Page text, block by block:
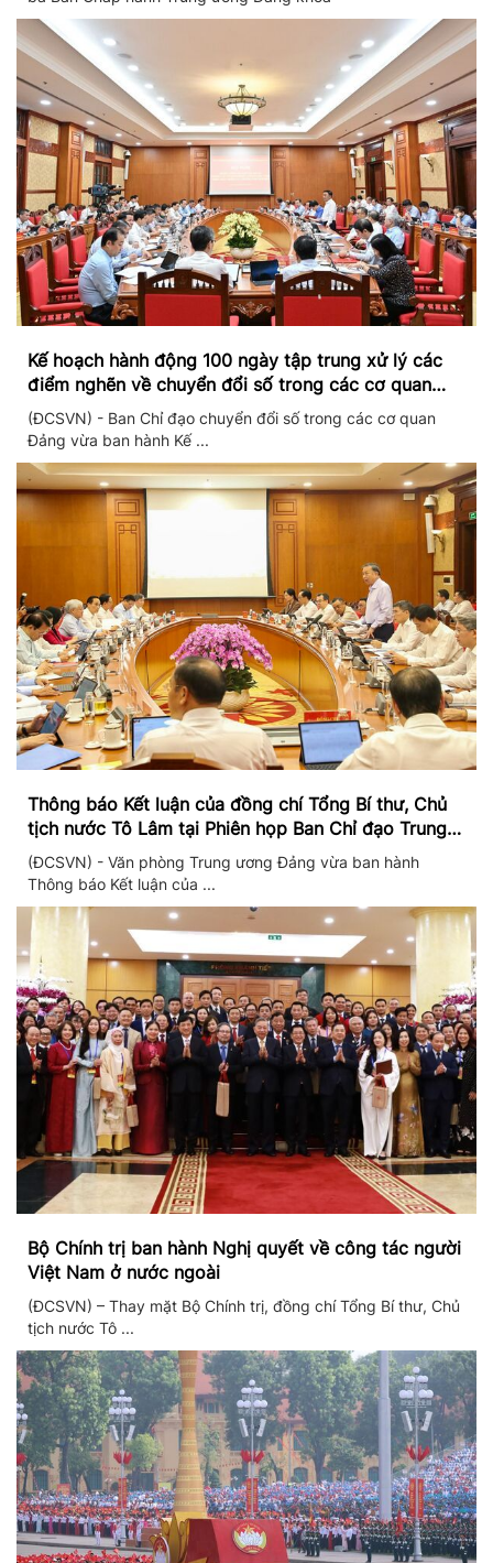
Kế hoạch hành động 100 ngày tập trung xử lý các
điểm nghẽn về chuyển đổi số trong các cơ quan
Đảng
(ĐCSVN) - Ban Chỉ đạo chuyển đổi số trong các cơ quan
Đảng vừa ban hành Kế ...
Thông báo Kết luận của đồng chí Tổng Bí thư, Chủ
tịch nước Tô Lâm tại Phiên họp Ban Chỉ đạo Trung
ương thực hiện Nghị quyết 57
(ĐCSVN) - Văn phòng Trung ương Đảng vừa ban hành
Thông báo Kết luận của ...
Bộ Chính trị ban hành Nghị quyết về công tác người
Việt Nam ở nước ngoài
(ĐCSVN) – Thay mặt Bộ Chính trị, đồng chí Tổng Bí thư, Chủ
tịch nước Tô ...